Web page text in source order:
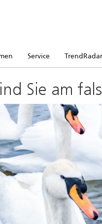
Service TrendRadar
Sie am